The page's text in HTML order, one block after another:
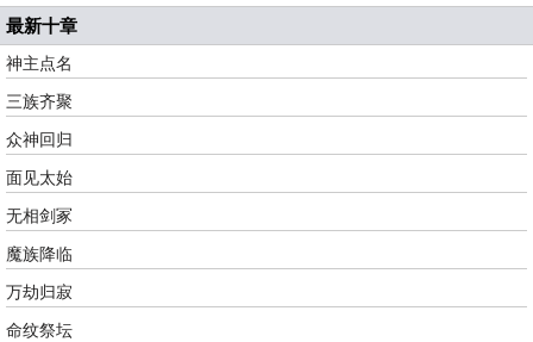
最新十章
神主点名
三族齐聚
众神回归
面见太始
无相剑冢
魔族降临
万劫归寂
命纹祭坛